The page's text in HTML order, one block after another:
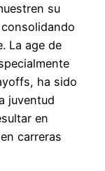
su
La age de
ha sido
juventud
en
carreras